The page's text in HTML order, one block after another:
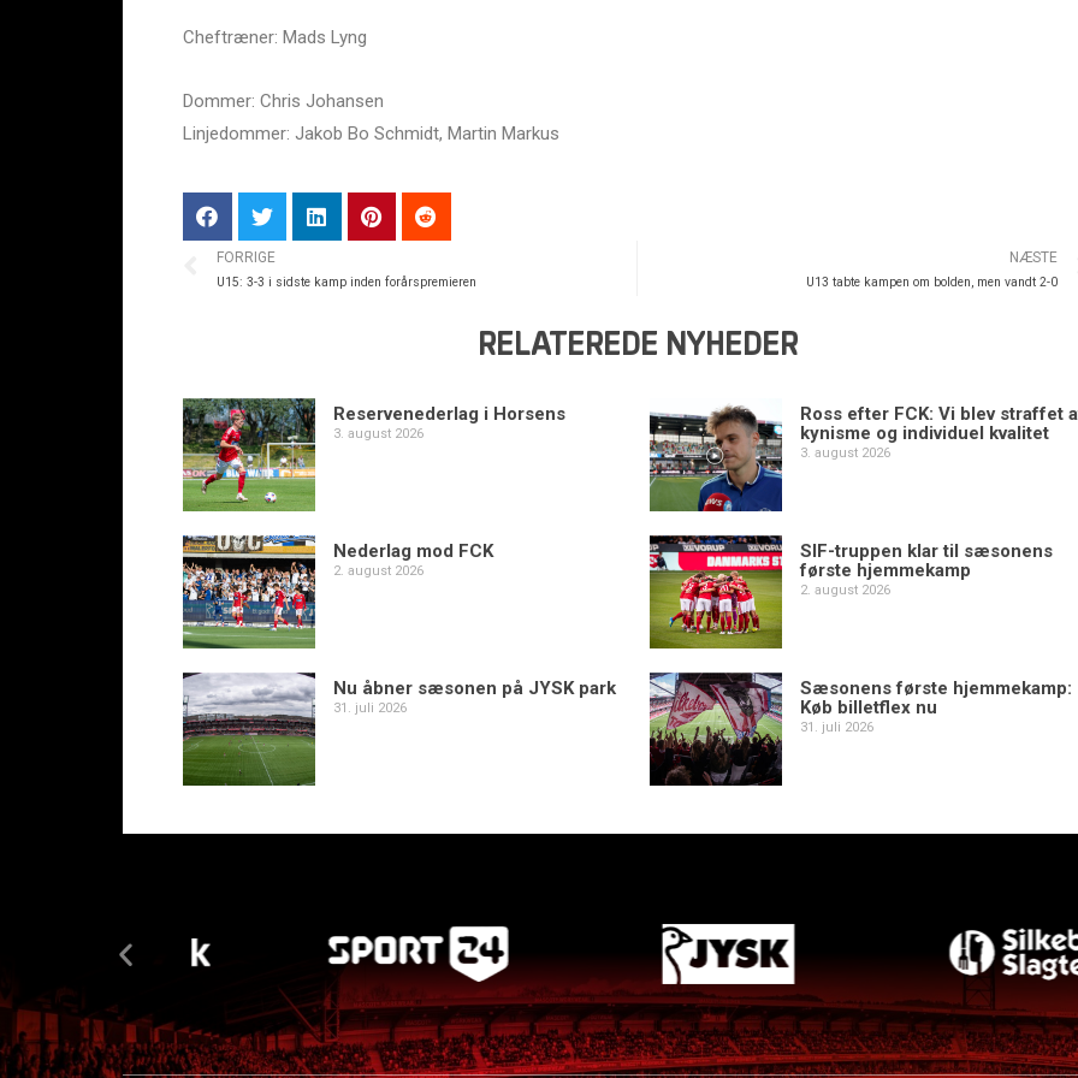
Cheftræner: Mads Lyng
Dommer: Chris Johansen
Linjedommer: Jakob Bo Schmidt, Martin Markus
FORRIGE
U15: 3-3 i sidste kamp inden forårspremieren
NÆSTE
U13 tabte kampen om bolden, men vandt 2-0
RELATEREDE NYHEDER
Reservenederlag i Horsens
3. august 2026
Ross efter FCK: Vi blev straffet
kynisme og individuel kvalitet
3. august 2026
Nederlag mod FCK
2. august 2026
SIF-truppen klar til sæsonens
første hjemmekamp
2. august 2026
Nu åbner sæsonen på JYSK park
31. juli 2026
Sæsonens første hjemmekamp:
Køb billetflex nu
31. juli 2026